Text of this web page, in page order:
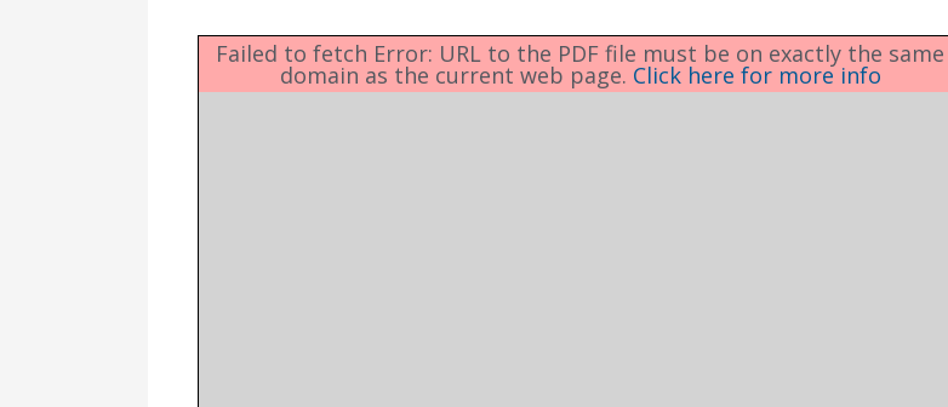
Μάθησης
Failed to fetch Error: URL to the PDF file must be on exactly the same
domain as the current web page. Click here for more info